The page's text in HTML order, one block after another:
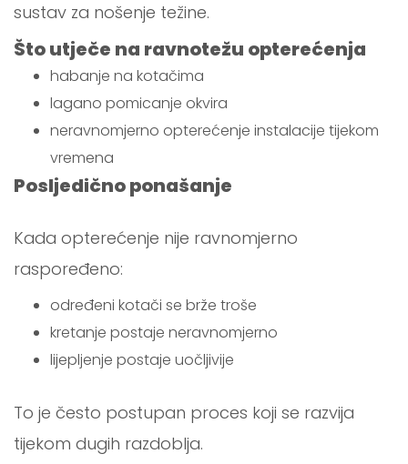
sustav za nošenje težine.
Što utječe na ravnotežu opterećenja
habanje na kotačima
lagano pomicanje okvira
neravnomjerno opterećenje instalacije tijekom
vremena
Posljedično ponašanje
Kada opterećenje nije ravnomjerno
raspoređeno:
određeni kotači se brže troše
kretanje postaje neravnomjerno
lijepljenje postaje uočljivije
To je često postupan proces koji se razvija
tijekom dugih razdoblja.